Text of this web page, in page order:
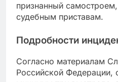
признанный
судебным приставам.
Подробности
Согласно материалам
Российской Федерации,